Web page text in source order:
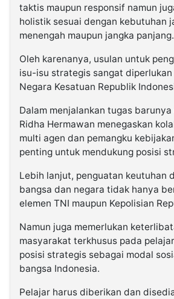
taktis maupun responsif namun
holistik sesuai dengan kebutuhan
menengah maupun jangka panjang.
Oleh karenanya, usulan untuk
isu-isu strategis sangat
Negara Kesatuan Republik
Dalam menjalankan tugas
Ridha Hermawan menegaskan
multi agen dan pemangku
penting untuk mendukung posisi
Lebih lanjut, penguatan keutuhan
bangsa dan negara tidak hanya
elemen TNI maupun Kepolisian
Namun juga memerlukan
masyarakat terkhusus pada
posisi strategis sebagai modal
bangsa Indonesia.
Pelajar harus diberikan dan